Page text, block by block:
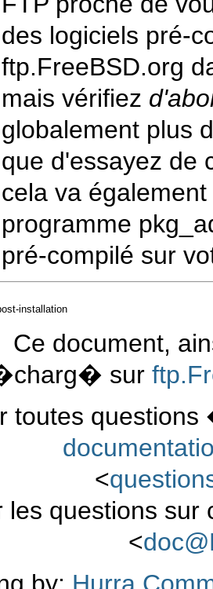
des logiciels pré-
ftp.FreeBSD.org
mais vérifiez
globalement plus
que d'essayez de
cela va
programme
pré-compilé sur
installation
Ce document,
sur
toutes
<
les questions sur
<